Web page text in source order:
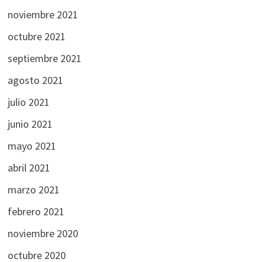
noviembre 2021
octubre 2021
septiembre 2021
agosto 2021
julio 2021
junio 2021
mayo 2021
abril 2021
marzo 2021
febrero 2021
noviembre 2020
octubre 2020